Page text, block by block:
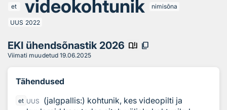
et videokohtunik nimisõna
UUS 2022
EKI ühendsõnastik 2026 book_ribbon content_copy
Viimati muudetud 19.06.2025
Tähendused
et UUS
(jalgpallis:) kohtunik, kes videopilti ja